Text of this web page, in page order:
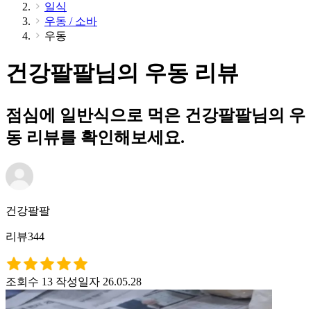
일식
우동 / 소바
우동
건강팔팔님의 우동 리뷰
점심에 일반식으로 먹은 건강팔팔님의 우
동 리뷰를 확인해보세요.
건강팔팔
리뷰344
조회수 13 작성일자 26.05.28